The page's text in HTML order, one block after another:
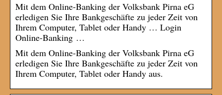
Mit dem Online-Banking der Volksbank Pirna eG
erledigen Sie Ihre Bankgeschäfte zu jeder Zeit von
Ihrem Computer, Tablet oder Handy … Login
Online-Banking …
Mit dem Online-Banking der Volksbank Pirna eG
erledigen Sie Ihre Bankgeschäfte zu jeder Zeit von
Ihrem Computer, Tablet oder Handy aus.